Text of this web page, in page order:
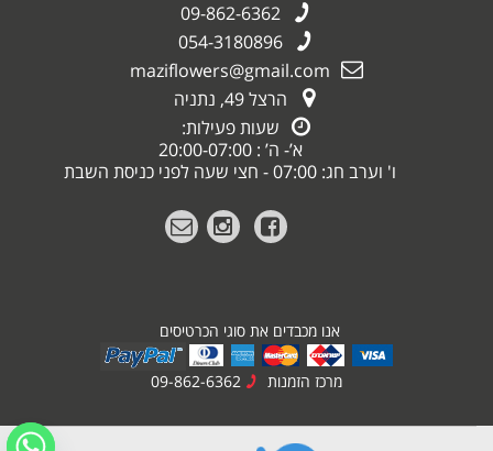
09-862-6362
054-3180896
maziflowers@gmail.com
הרצל 49, נתניה
שעות פעילות:
א’- ה’ : 20:00-07:00
ו' וערב חג: 07:00 - חצי שעה לפני כניסת השבת
אנו מכבדים את סוגי הכרטיסים
מרכז הזמנות